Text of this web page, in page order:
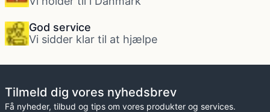
God service
Vi sidder klar til at hjælpe
Tilmeld dig vores nyhedsbrev
Få nyheder, tilbud og tips om vores produkter og services.